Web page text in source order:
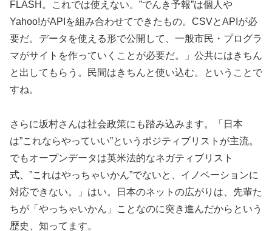
FLASH。これでは使えない。”でんき予報”は個人や
Yahoo!がAPIを組み合わせてできたもの。CSVとAPIが必
要だ。データを使える形で公開して、一般市民・プログラ
マがサイトを作っていくことが必要だ。」公共にはきちん
と出してもらう。民間はきちんと使い込む。ということで
すね。
さらに坂村さんは社会政策にも踏み込みます。「日本
は”これならやっていい”というポジティブリストが主流。
でもオープンデータは英米法的なネガティブリスト
式、”これはやっちゃいかん”でないと、イノベーションに
対応できない。」はい。日本のネットの広がりは、先輩た
ちが「やっちゃいかん」ことなのに突き進んだからという
歴史、知ってます。